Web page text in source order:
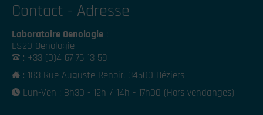
Contact - Adresse
Laboratoire Oenologie :
ES20 Oenologie
: +33 (0)4 67 76 13 59
: 183 Rue Auguste Renoir, 34500 Béziers
Lun-Ven : 8h30 - 12h / 14h - 17h00 (Hors vendanges)